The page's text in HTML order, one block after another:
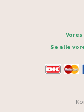
Vores
Se alle